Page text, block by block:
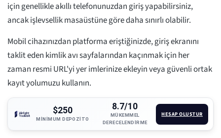
için genellikle akıllı telefonunuzdan giriş yapabilirsiniz,
ancak işlevsellik masaüstüne göre daha sınırlı olabilir.
Mobil cihazınızdan platforma eriştiğinizde, giriş ekranını
taklit eden kimlik avı sayfalarından kaçınmak için her
zaman resmi URL'yi yer imlerinize ekleyin veya güvenli ortak
kayıt yolumuzu kullanın.
$250
MINIMUM DEPOZITO
8.7/10
MÜKEMMEL
DERECELENDIRME
HESAP OLUŞTUR